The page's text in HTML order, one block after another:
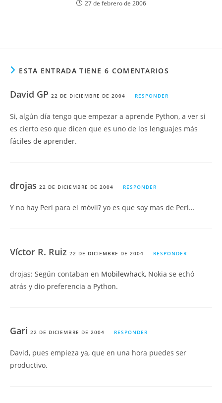
27 de febrero de 2006
ESTA ENTRADA TIENE 6 COMENTARIOS
David GP 22 DE DICIEMBRE DE 2004 RESPONDER
Si, algún día tengo que empezar a aprende Python, a ver si
es cierto eso que dicen que es uno de los lenguajes más
fáciles de aprender.
drojas 22 DE DICIEMBRE DE 2004 RESPONDER
Y no hay Perl para el móvil? yo es que soy mas de Perl…
Víctor R. Ruiz 22 DE DICIEMBRE DE 2004 RESPONDER
drojas: Según contaban en Mobilewhack, Nokia se echó
atrás y dio preferencia a Python.
Gari 22 DE DICIEMBRE DE 2004 RESPONDER
David, pues empieza ya, que en una hora puedes ser
productivo.